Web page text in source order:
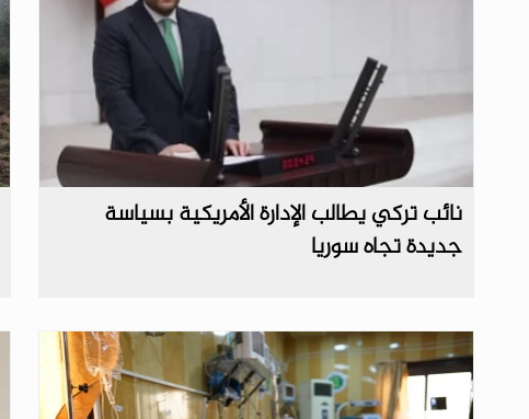
نائب تركي يطالب الإدارة الأمريكية بسياسة
جديدة تجاه سوريا